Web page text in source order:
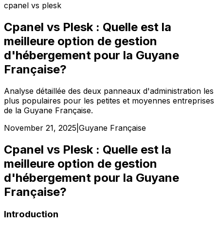
cpanel vs plesk
Cpanel vs Plesk : Quelle est la
meilleure option de gestion
d'hébergement pour la Guyane
Française?
Analyse détaillée des deux panneaux d'administration les
plus populaires pour les petites et moyennes entreprises
de la Guyane Française.
November 21, 2025 Guyane Française
Cpanel vs Plesk : Quelle est la
meilleure option de gestion
d'hébergement pour la Guyane
Française?
Introduction